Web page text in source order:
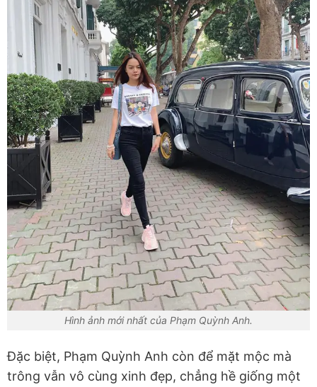
Hình ảnh mới nhất của Phạm Quỳnh Anh.
Đặc biệt, Phạm Quỳnh Anh còn để mặt mộc mà
trông vẫn vô cùng xinh đẹp, chẳng hề giống một